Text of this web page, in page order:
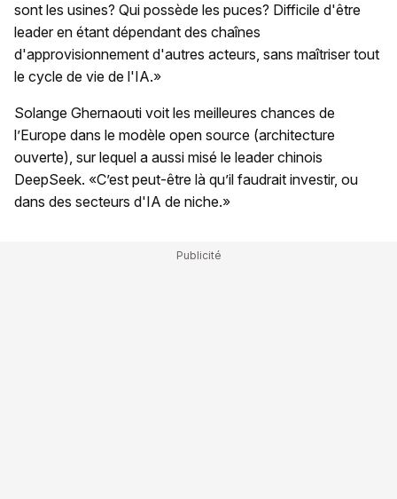
sont les usines? Qui possède les puces? Difficile d'être
leader en étant dépendant des chaînes
d'approvisionnement d'autres acteurs, sans maîtriser tout
le cycle de vie de l'IA.»
Solange Ghernaouti voit les meilleures chances de
l’Europe dans le modèle open source (architecture
ouverte), sur lequel a aussi misé le leader chinois
DeepSeek. «C’est peut-être là qu’il faudrait investir, ou
dans des secteurs d'IA de niche.»